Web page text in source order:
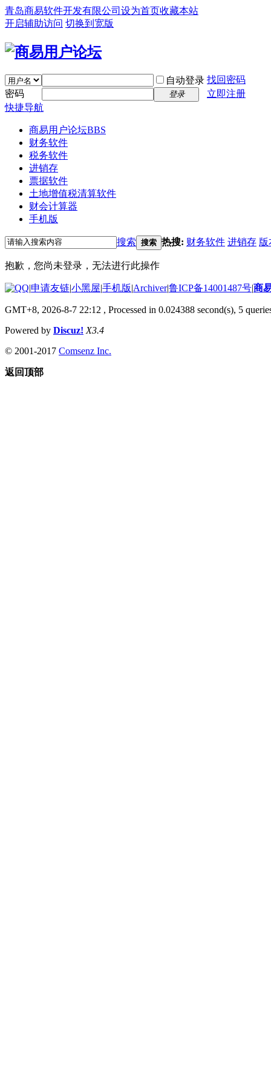
青岛商易软件开发有限公司 设为首页收藏本站
开启辅助访问 切换到宽版
自动登录 找回密码
密码
登录
立即注册
快捷导航
商易用户论坛BBS
财务软件
税务软件
进销存
票据软件
土地增值税清算软件
财会计算器
手机版
搜索 搜索 热搜: 财务软件 进销存 版
抱歉，您尚未登录，无法进行此操作
|申请友链|小黑屋|手机版|Archiver|鲁ICP备14001487号|商
GMT+8, 2026-8-7 22:12 , Processed in 0.024388 second(s), 5
Powered by Discuz! X3.4
© 2001-2017 Comsenz Inc.
返回顶部